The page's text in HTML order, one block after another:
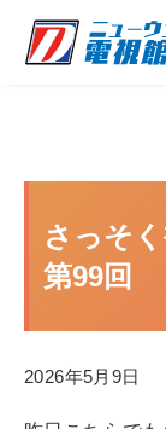
さっそ
第99回
2026年5月9日